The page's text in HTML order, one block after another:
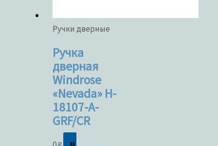
Ручки дверные
Ручка
дверная
Windrose
«Nevada» H-
18107-A-
GRF/CR